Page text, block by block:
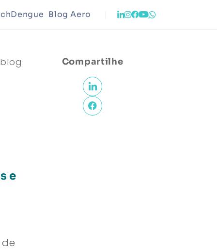
Meio Ambiente
Blog Aero
e
Compartilhe